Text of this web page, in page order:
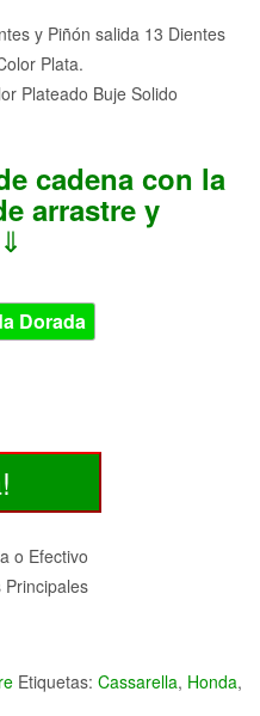
y Piñón salida 13 Dientes
Plata.
Plateado Buje Solido
cadena con la
arrastre y
⇓
Dorada
o Efectivo
Principales
Etiquetas: Cassarella, Honda,